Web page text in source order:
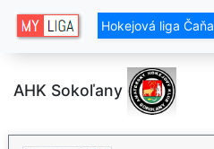
Hokejová liga Čaňa
AHK Sokoľany